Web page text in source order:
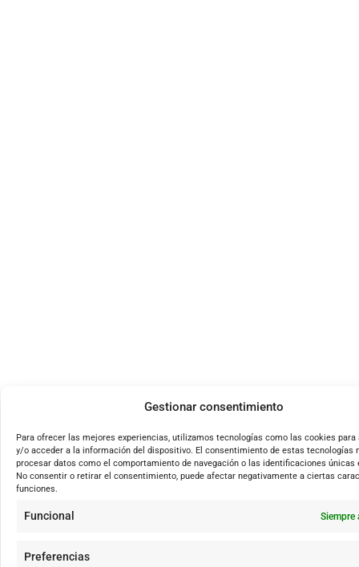
Gestionar consentimiento
Para ofrecer las mejores experiencias, utilizamos tecnologías como las cookies para
y/o acceder a la información del dispositivo. El consentimiento de estas tecnologías
procesar datos como el comportamiento de navegación o las identificaciones únicas
No consentir o retirar el consentimiento, puede afectar negativamente a ciertas
funciones.
Funcional Siempre
Preferencias